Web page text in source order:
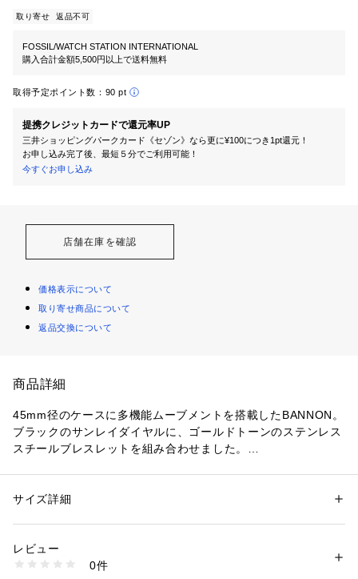
取り寄せ 返品不可
FOSSIL/WATCH STATION INTERNATIONAL
購入合計金額5,500円以上で送料無料
取得予定ポイント数： 90 pt
提携クレジットカードで還元率UP
三井ショッピングパークカード《セゾン》なら更に¥100につき1pt還元！
お申し込み完了後、最短５分でご利用可能！
今すぐお申し込み
店舗在庫を確認
価格表示について
取り寄せ商品について
返品交換について
商品詳細
45mm径のケースに多機能ムーブメントを搭載したBANNON。
ブラックのサンレイダイヤルに、ゴールドトーンのステンレス
スチールブレスレットを組み合わせました。
ケース径45mm、バンド幅22mm、ミネラルクリスタル、クォ
ーツムーブメント、多機能アナログ表示、輸入品。
性別：メンズ
素材：ステンレススチール / ステンレススチール
商品番号：
BQ2830 （ショップ）
サイズ詳細
レビュー
0件